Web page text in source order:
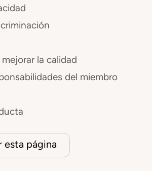
la calidad
del miembro
esta página